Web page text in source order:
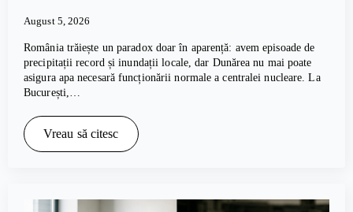
August 5, 2026
România trăiește un paradox doar în aparență: avem episoade de
precipitații record și inundații locale, dar Dunărea nu mai poate
asigura apa necesară funcționării normale a centralei nucleare. La
București,…
Vreau să citesc